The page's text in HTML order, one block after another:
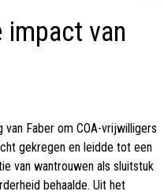
van
Faber om COA-vrijwilligers
gekregen en leidde tot een
van wantrouwen als sluitstuk
behaalde. Uit het